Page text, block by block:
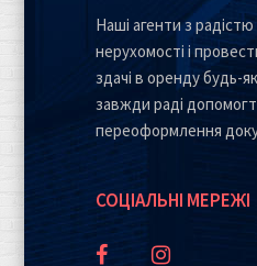
Наші агенти з
нерухомості і
здачі в оренду будь-
завжди раді
переоформлення
СОЦІАЛЬНІ МЕРЕЖІ